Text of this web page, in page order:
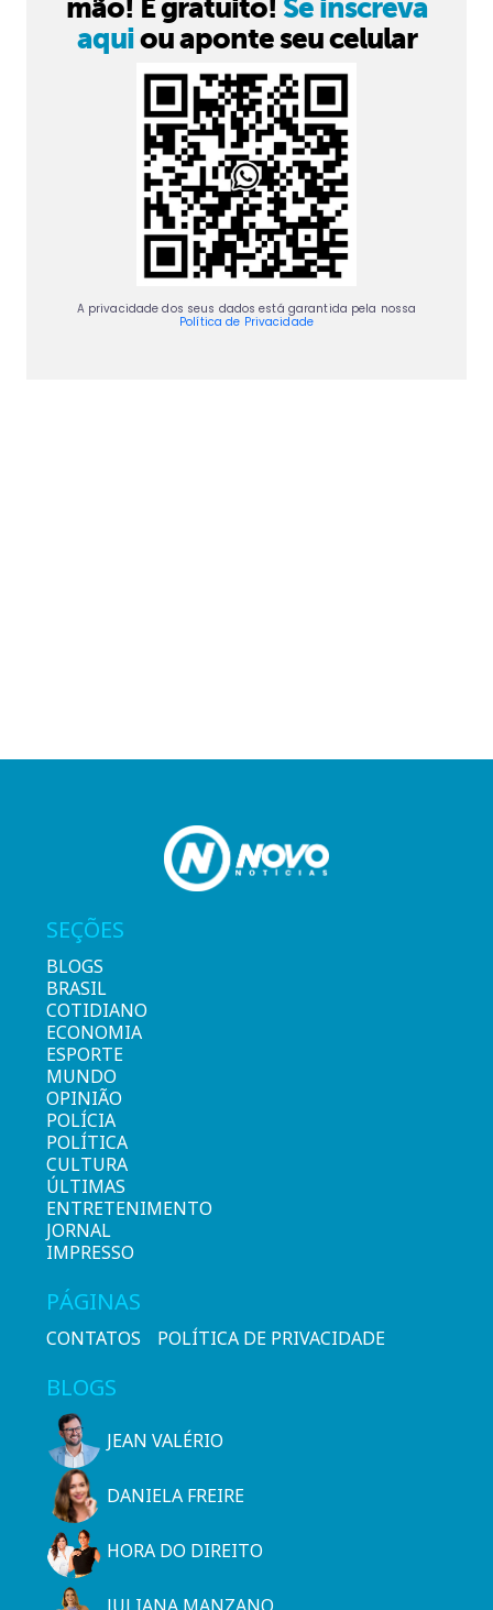
mão! É gratuito! Se inscreva
aquiou aponte seu celular
A privacidade dos seus dados está garantida pela nossa
Política de Privacidade
SEÇÕES
BLOGS
BRASIL
COTIDIANO
ECONOMIA
ESPORTE
MUNDO
OPINIÃO
POLÍCIA
POLÍTICA
CULTURA
ÚLTIMAS
ENTRETENIMENTO
JORNAL
IMPRESSO
PÁGINAS
CONTATOS POLÍTICA DE PRIVACIDADE
BLOGS
JEAN VALÉRIO
DANIELA FREIRE
HORA DO DIREITO